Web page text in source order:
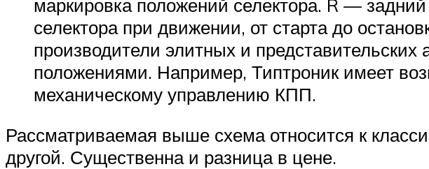
маркировка положений селектора. R —
селектора при движении, от старта до
производители элитных и
положениями. Например, Типтроник имеет
механическому управлению КПП.
Рассматриваемая выше схема относится к
другой. Существенна и разница в цене.